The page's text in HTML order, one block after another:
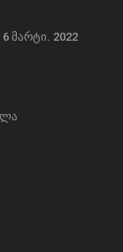
მარტი. 2022